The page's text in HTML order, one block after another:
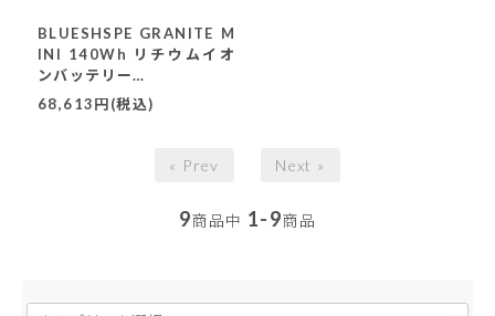
BLUESHSPE GRANITE M
INI 140Wh リチウムイオ
ンバッテリー
(BV140HD)
68,613円(税込)
« Prev Next »
9商品中 1-9商品